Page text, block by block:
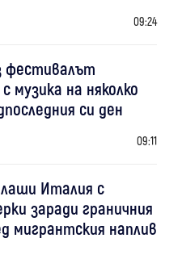
09:24
фестивалът
музика на няколко
си ден
09:11
Италия с
заради граничния
мигрантския наплив